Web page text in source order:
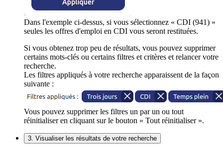
Dans l'exemple ci-dessus, si vous sélectionnez « CDI (941) »
seules les offres d'emploi en CDI vous seront restituées.
Si vous obtenez trop peu de résultats, vous pouvez supprimer
certains mots-clés ou certains filtres et critères et relancer votre
recherche.
Les filtres appliqués à votre recherche apparaissent de la façon
suivante :
Vous pouvez supprimer les filtres un par un ou tout
réinitialiser en cliquant sur le bouton « Tout réinitialiser ».
3. Visualiser les résultats de votre recherche